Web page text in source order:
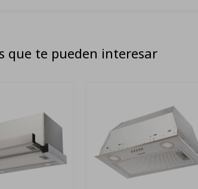
que te pueden interesar